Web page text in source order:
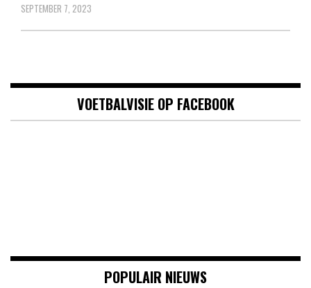
SEPTEMBER 7, 2023
VOETBALVISIE OP FACEBOOK
POPULAIR NIEUWS